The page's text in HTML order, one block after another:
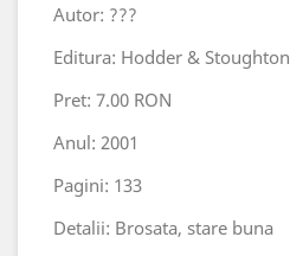
Autor: ???
Editura: Hodder & Stoughton
Pret: 7.00 RON
Anul: 2001
Pagini: 133
Detalii: Brosata, stare buna